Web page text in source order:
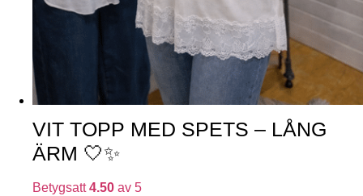
VIT TOPP MED SPETS – LÅNG
ÄRM 🤍✨
Betygsatt4.50 av 5